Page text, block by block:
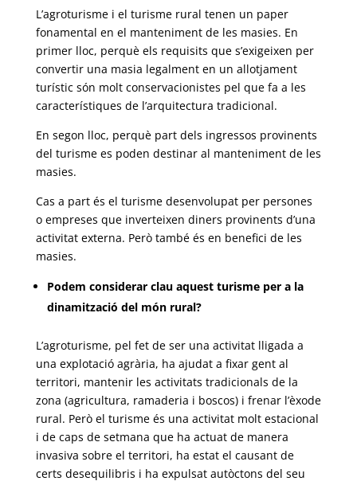
L’agroturisme i el turisme rural tenen un paper
fonamental en el manteniment de les masies. En
primer lloc, perquè els requisits que s’exigeixen per
convertir una masia legalment en un allotjament
turístic són molt conservacionistes pel que fa a les
característiques de l’arquitectura tradicional.
En segon lloc, perquè part dels ingressos provinents
del turisme es poden destinar al manteniment de les
masies.
Cas a part és el turisme desenvolupat per persones
o empreses que inverteixen diners provinents d’una
activitat externa. Però també és en benefici de les
masies.
Podem considerar clau aquest turisme per a la
dinamització del món rural?
L’agroturisme, pel fet de ser una activitat lligada a
una explotació agrària, ha ajudat a fixar gent al
territori, mantenir les activitats tradicionals de la
zona (agricultura, ramaderia i boscos) i frenar l’èxode
rural. Però el turisme és una activitat molt estacional
i de caps de setmana que ha actuat de manera
invasiva sobre el territori, ha estat el causant de
certs desequilibris i ha expulsat autòctons del seu